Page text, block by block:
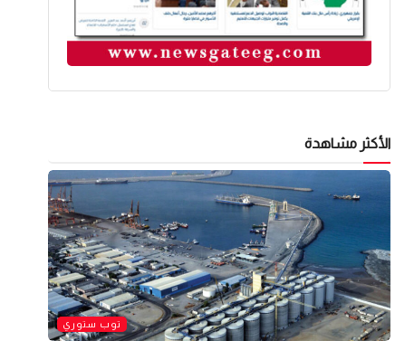
الأكثر مشاهدة
توب ستوري